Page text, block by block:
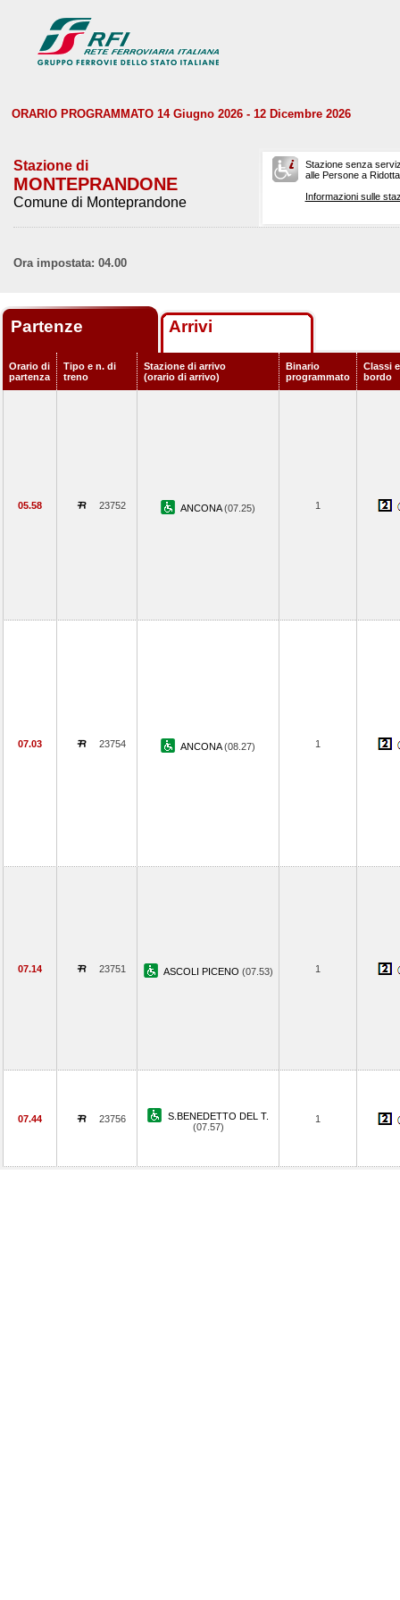
ORARIO PROGRAMMATO 14 Giugno 2026 - 12 Dicembre 2026
Stazione di
MONTEPRANDONE
Comune di Monteprandone
Stazione senza
alle Persone a
Informazioni sulle
Ora impostata: 04.00
Partenze Arrivi
Orario di
partenza
Tipo e n. di
treno
Stazione di arrivo
(orario di arrivo)
Binario
programmato
Classi
bordo
05.58 23752 ANCONA(07.25) 1
07.03 23754 ANCONA(08.27) 1
07.14 23751 ASCOLI PICENO (07.53) 1
07.44 23756
S.BENEDETTO DEL T.
(07.57)
1